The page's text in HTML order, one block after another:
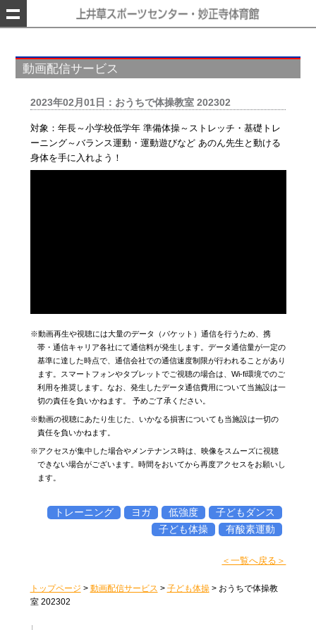
動画配信サービス
2023年02月01日：おうちで体操教室 202302
対象：年長～小学校低学年 準備体操～ストレッチ・基礎トレ
ーニング～バランス運動・運動遊びなど あのん先生と動ける
身体を手に入れよう！
※動画再生や視聴には大量のデータ（パケット）通信を行うため、携
帯・通信キャリア各社にて通信料が発生します。データ通信量が一定の
基準に達した時点で、通信会社での通信速度制限が行われることがあり
ます。スマートフォンやタブレットでご視聴の場合は、Wi-fi環境でのご
利用を推奨します。なお、発生したデータ通信費用について当施設は一
切の責任を負いかねます。 予めご了承ください。
※動画の視聴にあたり生じた、いかなる損害についても当施設は一切の
責任を負いかねます。
※アクセスが集中した場合やメンテナンス時は、映像をスムーズに視聴
できない場合がございます。時間をおいてから再度アクセスをお願いし
ます。
トレーニング ヨガ 低強度
子どもダンス
子ども体操
有酸素運動
＜一覧へ戻る＞
トップページ > 動画配信サービス > 子ども体操> おうちで体操教
室 202302